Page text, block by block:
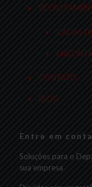
CONTATO
BLOG
Entre em
Soluções para o
sua empresa